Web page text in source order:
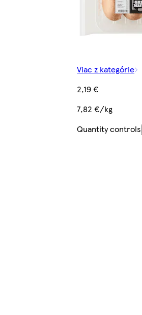
Viac z kategórie
2,19 €
7,82 €/kg
Quantity controls